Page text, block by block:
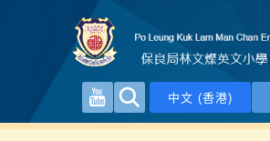
中文 (香港)